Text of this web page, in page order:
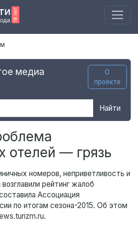
медиа
О
проекте
Найти
отелей — грязь
номеров, неприветливость и
рейтинг жалоб
Ассоциация
по итогам сезона-2015. Об этом